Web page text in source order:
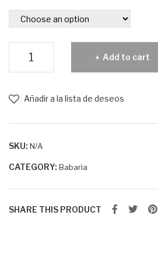
quantity
Add to cart
Añadir a la lista de deseos
SKU: N/A
CATEGORY: Babaria
SHARE THIS PRODUCT